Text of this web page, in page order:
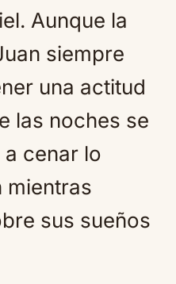
Aunque la
siempre
una actitud
las noches se
cenar lo
mientras
sus sueños